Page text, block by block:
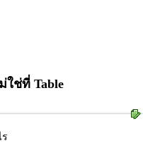
ใช่ที่ Table